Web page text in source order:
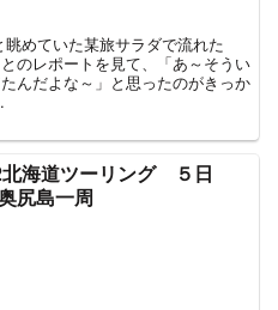
めていた某旅サラダで流れた
のレポートを見て、「あ～そうい
んだよな～」と思ったのがきっか
海道ツーリング ５日
尻島一周